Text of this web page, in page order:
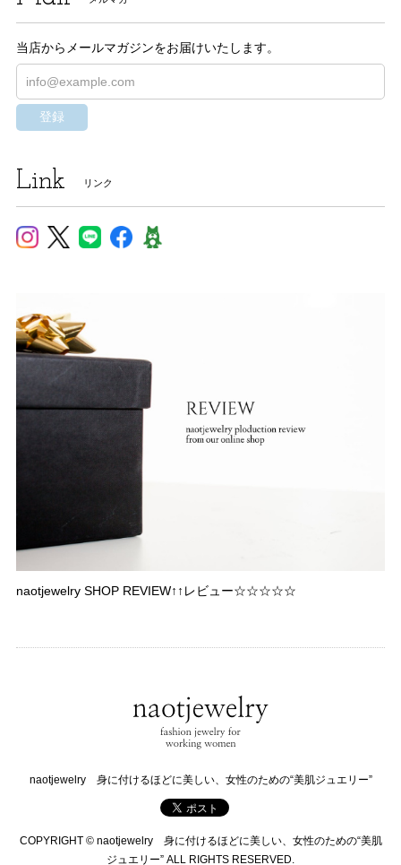
当店からメールマガジンをお届けいたします。
登録
Link リンク
naotjewelry SHOP REVIEW↑↑レビュー☆☆☆☆☆
naotjewelry 身に付けるほどに美しい、女性のための“美肌ジュエリー”
COPYRIGHT © naotjewelry 身に付けるほどに美しい、女性のための“美肌
ジュエリー” ALL RIGHTS RESERVED.